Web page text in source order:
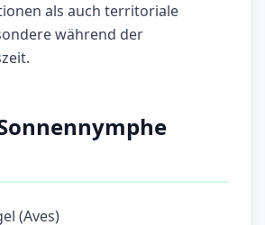
als auch territoriale
während der
(Aves)